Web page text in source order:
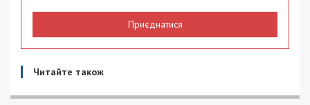
Приєднатися
Читайте також